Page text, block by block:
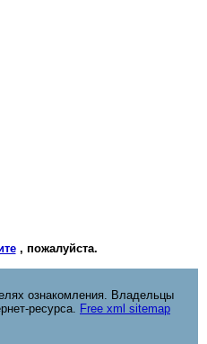
, пожалуйста.
ознакомления. Владельцы
ресурса. Free xml sitemap